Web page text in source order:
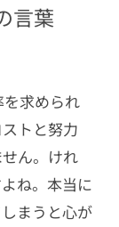
言葉
求められ
トと努力
ん。けれ
ね。本当に
まうと心が